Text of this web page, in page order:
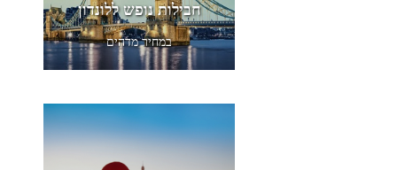
חבילות נופש ללונדון
במחיר מדהים